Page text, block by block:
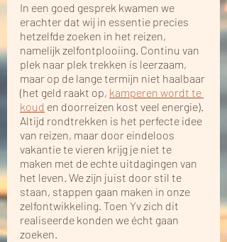
In een goed gesprek kwamen we
erachter dat wij in essentie precies
hetzelfde zoeken in het reizen,
namelijk zelfontplooiing. Continu van
plek naar plek trekken is leerzaam,
maar op de lange termijn niet haalbaar
(het geld raakt op, kamperen wordt te
koud en doorreizen kost veel energie).
Altijd rondtrekken is het perfecte idee
van reizen, maar door eindeloos
vakantie te vieren krijg je niet te
maken met de echte uitdagingen van
het leven. We zijn juist door stil te
staan, stappen gaan maken in onze
zelfontwikkeling. Toen Yv zich dit
realiseerde konden we écht gaan
zoeken.